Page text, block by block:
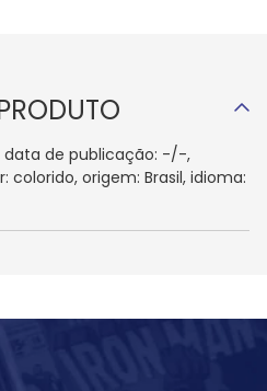
data de publicação: -/-,
colorido, origem: Brasil, idioma: